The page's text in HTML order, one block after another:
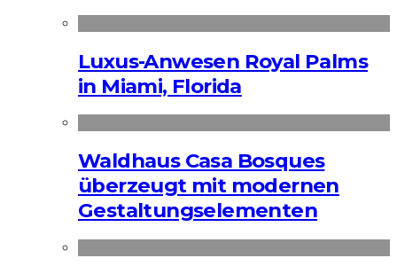
Luxus-Anwesen Royal Palms
in Miami, Florida
Waldhaus Casa Bosques
überzeugt mit modernen
Gestaltungselementen